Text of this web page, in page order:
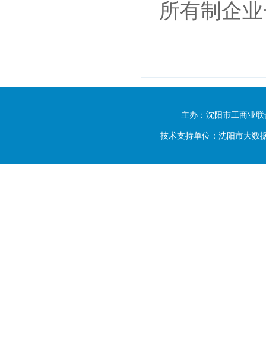
所有制企
主办：沈阳市工商业
技术支持单位：沈阳市大数